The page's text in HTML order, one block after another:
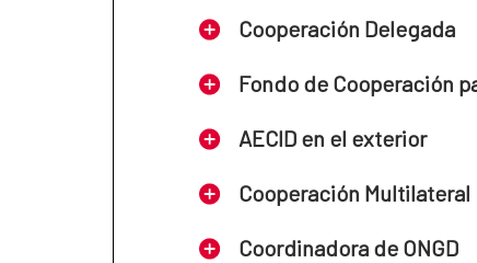
Cooperación Delegada
Fondo de Cooperación
AECID en el exterior
Cooperación Multilateral
Coordinadora de ONGD